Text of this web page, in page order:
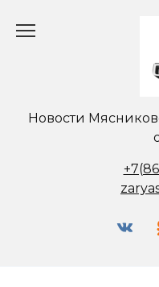
Новости